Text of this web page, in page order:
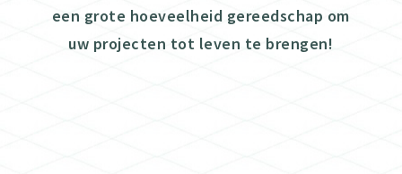
een grote hoeveelheid gereedschap om
uw projecten tot leven te brengen!